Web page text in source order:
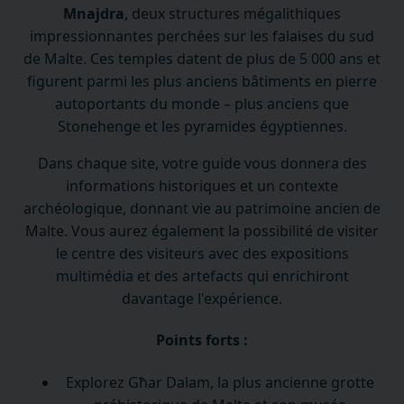
Mnajdra, deux structures mégalithiques
impressionnantes perchées sur les falaises du sud
de Malte. Ces temples datent de plus de 5 000 ans et
figurent parmi les plus anciens bâtiments en pierre
autoportants du monde – plus anciens que
Stonehenge et les pyramides égyptiennes.
Dans chaque site, votre guide vous donnera des
informations historiques et un contexte
archéologique, donnant vie au patrimoine ancien de
Malte. Vous aurez également la possibilité de visiter
le centre des visiteurs avec des expositions
multimédia et des artefacts qui enrichiront
davantage l'expérience.
Points forts :
Explorez Għar Dalam, la plus ancienne grotte